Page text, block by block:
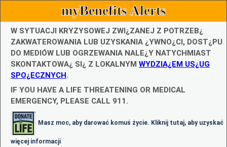
myBenefits Alerts
W SYTUACJI KRYZYSOWEJ ZWI¿ZANEJ Z POTRZEB¿
ZAKWATEROWANIA LUB UZYSKANIA ¿YWNO¿CI, DOST¿PU
DO MEDIÓW LUB OGRZEWANIA NALE¿Y NATYCHMIAST
SKONTAKTOWA¿ SI¿ Z LOKALNYM WYDZIA¿EM US¿UG
SPO¿ECZNYCH.
IF YOU HAVE A LIFE THREATENING OR MEDICAL
EMERGENCY, PLEASE CALL 911.
Masz moc, aby darować komuś życie. Kliknij tutaj, aby uzyskać
więcej informacji